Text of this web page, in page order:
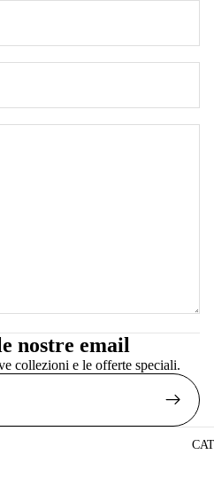
nostre email
collezioni e le offerte speciali.